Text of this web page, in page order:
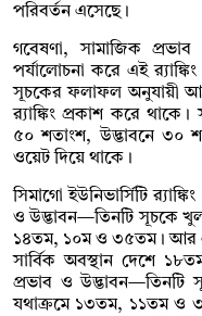
পরিবর্তন এসেছে।
গবেষণা, সামাজিক
পর্যালোচনা করে এই
সূচকের ফলাফল অনুযায়ী
র‌্যাঙ্কিং প্রকাশ করে থাকে।
৫০ শতাংশ, উদ্ভাবনে ৩০
ওয়েট দিয়ে থাকে।
সিমাগো ইউনিভার্সিটি
ও উদ্ভাবন—তিনটি সূচকে
১৪তম, ১০ম ও ৩৫তম। আর এ
সার্বিক অবস্থান দেশে
প্রভাব ও উদ্ভাবন—তিনটি
যথাক্রমে ১৩তম, ১১তম ও